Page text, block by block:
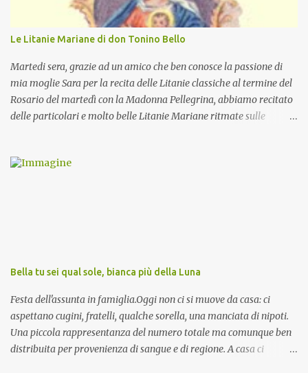
Le Litanie Mariane di don Tonino Bello
Martedi sera, grazie ad un amico che ben conosce la passione di
mia moglie Sara per la recita delle Litanie classiche al termine del
Rosario del martedì con la Madonna Pellegrina, abbiamo recitato
delle particolari e molto belle Litanie Mariane ritmate sulle
preghiera.
Bella tu sei qual sole, bianca più della Luna
Festa dell'assunta in famiglia.Oggi non ci si muove da casa: ci
aspettano cugini, fratelli, qualche sorella, una manciata di nipoti.
Una piccola rappresentanza del numero totale ma comunque ben
distribuita per provenienza di sangue e di regione. A casa ci